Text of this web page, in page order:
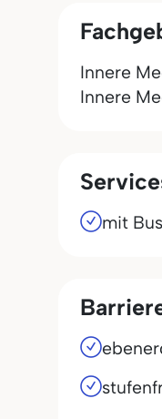
Innere
Innere
mit